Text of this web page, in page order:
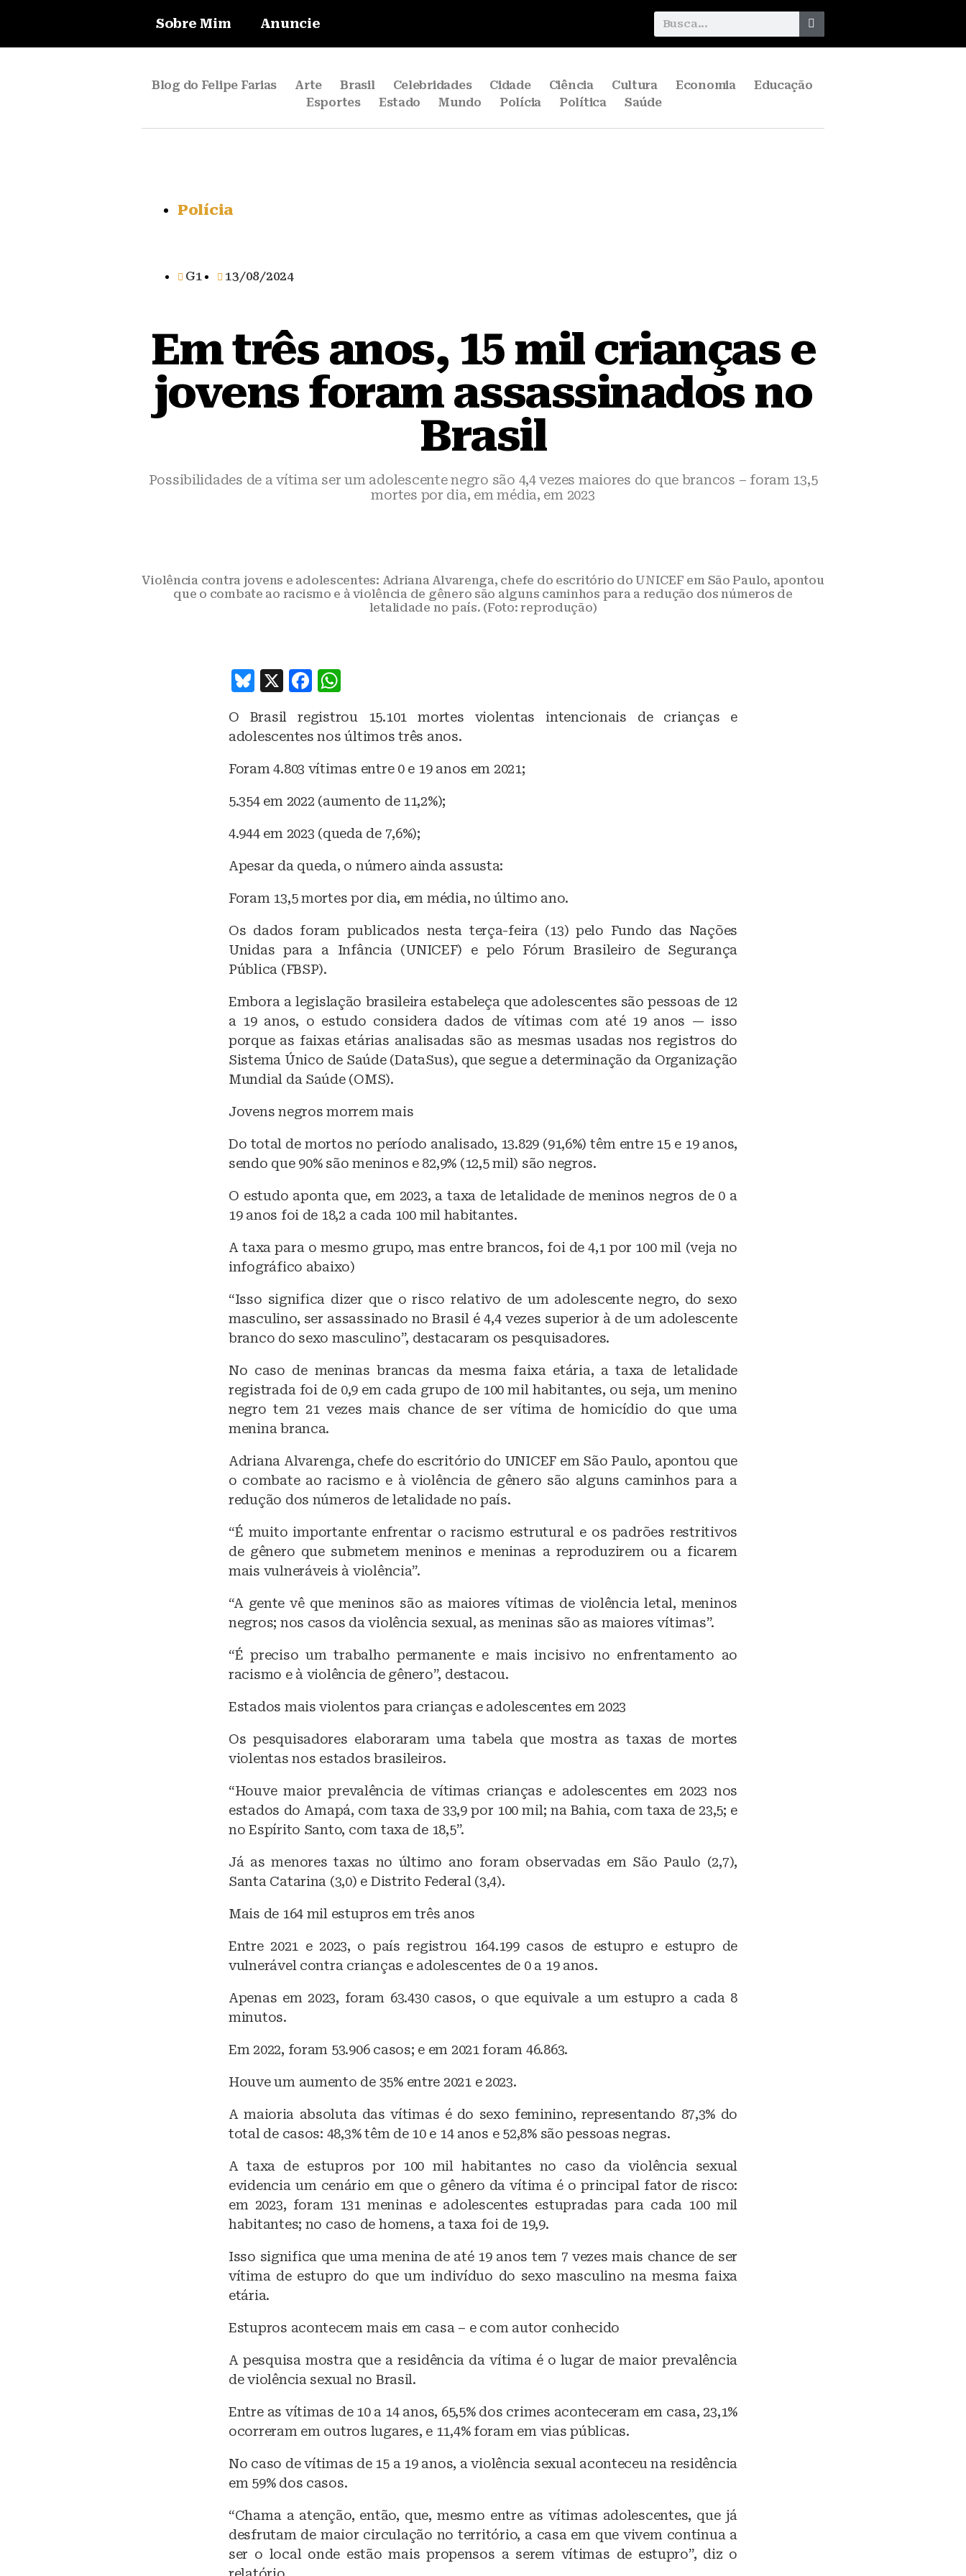
Sobre Mim Anuncie
Blog do Felipe Farias Arte Brasil Celebridades Cidade Ciência Cultura Economia
Educação
Esportes
Estado Mundo Polícia Política Saúde
Polícia
G1 13/08/2024
Em três anos, 15 mil crianças e
jovens foram assassinados no
Brasil
Possibilidades de a vítima ser um adolescente negro são 4,4 vezes maiores do que brancos – foram 13,5
mortes por dia, em média, em 2023
Violência contra jovens e adolescentes: Adriana Alvarenga, chefe do escritório do UNICEF em São Paulo, apontou
que o combate ao racismo e à violência de gênero são alguns caminhos para a redução dos números de
letalidade no país. (Foto: reprodução)
B
e
s
k
y
X
F
c
e
b
o
k
at
s
A
p
O Brasil registrou 15.101 mortes violentas intencionais de crianças e
adolescentes nos últimos três anos.
Foram 4.803 vítimas entre 0 e 19 anos em 2021;
5.354 em 2022 (aumento de 11,2%);
4.944 em 2023 (queda de 7,6%);
Apesar da queda, o número ainda assusta:
Foram 13,5 mortes por dia, em média, no último ano.
Os dados foram publicados nesta terça-feira (13) pelo Fundo das Nações
Unidas para a Infância (UNICEF) e pelo Fórum Brasileiro de Segurança
Pública (FBSP).
Embora a legislação brasileira estabeleça que adolescentes são pessoas de 12
a 19 anos, o estudo considera dados de vítimas com até 19 anos — isso
porque as faixas etárias analisadas são as mesmas usadas nos registros do
Sistema Único de Saúde (DataSus), que segue a determinação da Organização
Mundial da Saúde (OMS).
Jovens negros morrem mais
Do total de mortos no período analisado, 13.829 (91,6%) têm entre 15 e 19 anos,
sendo que 90% são meninos e 82,9% (12,5 mil) são negros.
O estudo aponta que, em 2023, a taxa de letalidade de meninos negros de 0 a
19 anos foi de 18,2 a cada 100 mil habitantes.
A taxa para o mesmo grupo, mas entre brancos, foi de 4,1 por 100 mil (veja no
infográfico abaixo)
“Isso significa dizer que o risco relativo de um adolescente negro, do sexo
masculino, ser assassinado no Brasil é 4,4 vezes superior à de um adolescente
branco do sexo masculino”, destacaram os pesquisadores.
No caso de meninas brancas da mesma faixa etária, a taxa de letalidade
registrada foi de 0,9 em cada grupo de 100 mil habitantes, ou seja, um menino
negro tem 21 vezes mais chance de ser vítima de homicídio do que uma
menina branca.
Adriana Alvarenga, chefe do escritório do UNICEF em São Paulo, apontou que
o combate ao racismo e à violência de gênero são alguns caminhos para a
redução dos números de letalidade no país.
“É muito importante enfrentar o racismo estrutural e os padrões restritivos
de gênero que submetem meninos e meninas a reproduzirem ou a ficarem
mais vulneráveis à violência”.
“A gente vê que meninos são as maiores vítimas de violência letal, meninos
negros; nos casos da violência sexual, as meninas são as maiores vítimas”.
“É preciso um trabalho permanente e mais incisivo no enfrentamento ao
racismo e à violência de gênero”, destacou.
Estados mais violentos para crianças e adolescentes em 2023
Os pesquisadores elaboraram uma tabela que mostra as taxas de mortes
violentas nos estados brasileiros.
“Houve maior prevalência de vítimas crianças e adolescentes em 2023 nos
estados do Amapá, com taxa de 33,9 por 100 mil; na Bahia, com taxa de 23,5; e
no Espírito Santo, com taxa de 18,5”.
Já as menores taxas no último ano foram observadas em São Paulo (2,7),
Santa Catarina (3,0) e Distrito Federal (3,4).
Mais de 164 mil estupros em três anos
Entre 2021 e 2023, o país registrou 164.199 casos de estupro e estupro de
vulnerável contra crianças e adolescentes de 0 a 19 anos.
Apenas em 2023, foram 63.430 casos, o que equivale a um estupro a cada 8
minutos.
Em 2022, foram 53.906 casos; e em 2021 foram 46.863.
Houve um aumento de 35% entre 2021 e 2023.
A maioria absoluta das vítimas é do sexo feminino, representando 87,3% do
total de casos: 48,3% têm de 10 e 14 anos e 52,8% são pessoas negras.
A taxa de estupros por 100 mil habitantes no caso da violência sexual
evidencia um cenário em que o gênero da vítima é o principal fator de risco:
em 2023, foram 131 meninas e adolescentes estupradas para cada 100 mil
habitantes; no caso de homens, a taxa foi de 19,9.
Isso significa que uma menina de até 19 anos tem 7 vezes mais chance de ser
vítima de estupro do que um indivíduo do sexo masculino na mesma faixa
etária.
Estupros acontecem mais em casa – e com autor conhecido
A pesquisa mostra que a residência da vítima é o lugar de maior prevalência
de violência sexual no Brasil.
Entre as vítimas de 10 a 14 anos, 65,5% dos crimes aconteceram em casa, 23,1%
ocorreram em outros lugares, e 11,4% foram em vias públicas.
No caso de vítimas de 15 a 19 anos, a violência sexual aconteceu na residência
em 59% dos casos.
“Chama a atenção, então, que, mesmo entre as vítimas adolescentes, que já
desfrutam de maior circulação no território, a casa em que vivem continua a
ser o local onde estão mais propensos a serem vítimas de estupro”, diz o